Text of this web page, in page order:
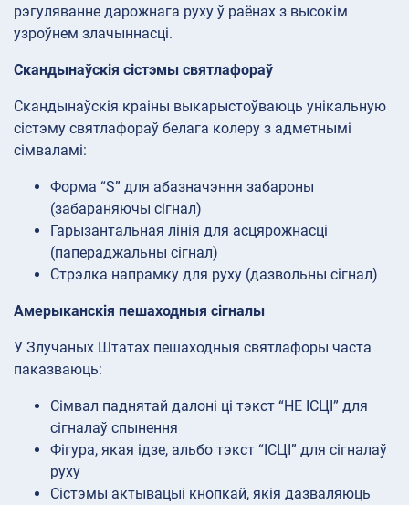
рэгуляванне дарожнага руху ў раёнах з высокім
узроўнем злачыннасці.
Скандынаўскія сістэмы святлафораў
Скандынаўскія краіны выкарыстоўваюць унікальную
сістэму святлафораў белага колеру з адметнымі
сімваламі:
Форма “S” для абазначэння забароны
(забараняючы сігнал)
Гарызантальная лінія для асцярожнасці
(папераджальны сігнал)
Стрэлка напрамку для руху (дазвольны сігнал)
Амерыканскія пешаходныя сігналы
У Злучаных Штатах пешаходныя святлафоры часта
паказваюць:
Сімвал паднятай далоні ці тэкст “НЕ ІСЦІ” для
сігналаў спынення
Фігура, якая ідзе, альбо тэкст “ІСЦІ” для сігналаў
руху
Сістэмы актывацыі кнопкай, якія дазваляюць